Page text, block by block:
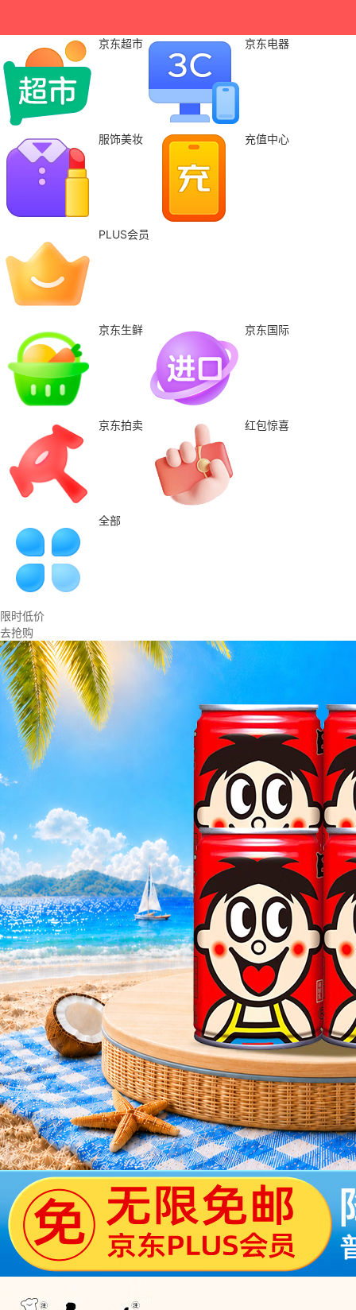
京东超市 京东电器
服饰美妆 充值中心
PLUS会员
京东生鲜 京东国际
京东拍卖 红包惊喜
全部
限时低价
去抢购